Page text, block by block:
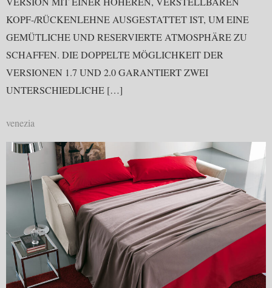
KOPF-/RÜCKENLEHNE AUSGESTATTET IST, UM EINE
GEMÜTLICHE UND RESERVIERTE ATMOSPHÄRE ZU
SCHAFFEN. DIE DOPPELTE MÖGLICHKEIT DER
VERSIONEN 1.7 UND 2.0 GARANTIERT ZWEI
UNTERSCHIEDLICHE […]
venezia